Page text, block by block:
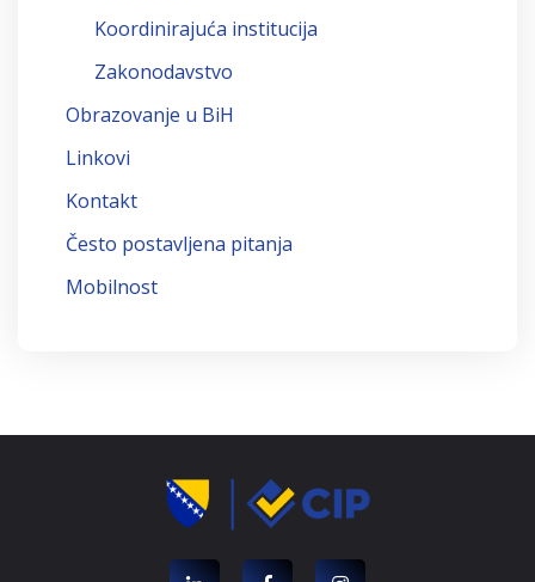
Koordinirajuća institucija
Zakonodavstvo
Obrazovanje u BiH
Linkovi
Kontakt
Često postavljena pitanja
Mobilnost